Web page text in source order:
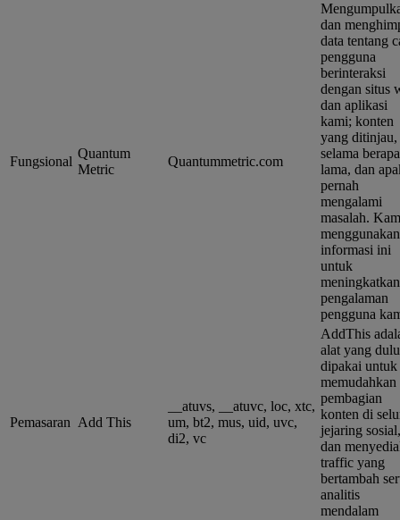
Fungsional
Quantum
Metric
Quantummetric.com
dan
data tentang
pengguna
berinteraksi
dengan situs
dan aplikasi
kami; konten
yang ditinjau,
selama berapa
lama, dan
pernah
mengalami
masalah.
menggunakan
informasi ini
untuk
meningkatkan
pengalaman
pengguna
Pemasaran Add This
__atuvs, __atuvc, loc, xtc,
um, bt2, mus, uid, uvc,
di2, vc
AddThis
alat yang dulu
dipakai untuk
memudahkan
pembagian
konten di
jejaring sosial,
dan
traffic yang
bertambah
analitis
mendalam